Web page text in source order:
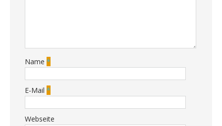
Name *
E-Mail *
Webseite